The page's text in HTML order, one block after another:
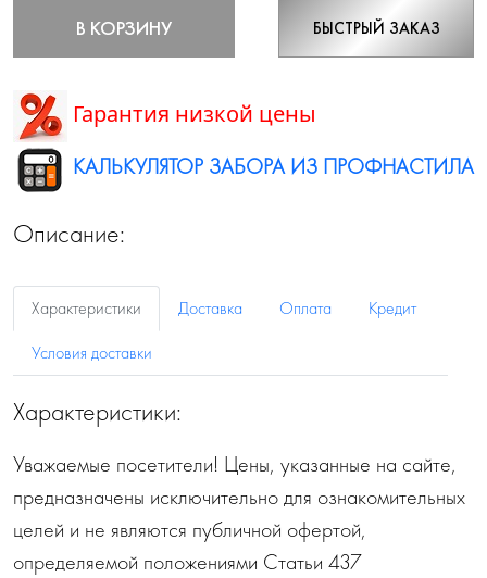
В КОРЗИНУ БЫСТРЫЙ ЗАКАЗ
Гарантия низкой цены
КАЛЬКУЛЯТОР ЗАБОРА ИЗ ПРОФНАСТИЛА
Описание:
Характеристики Доставка Оплата
Кредит
Условия доставки
Характеристики:
Уважаемые посетители! Цены, указанные на сайте,
предназначены исключительно для ознакомительных
целей и не являются публичной офертой,
определяемой положениями Статьи 437